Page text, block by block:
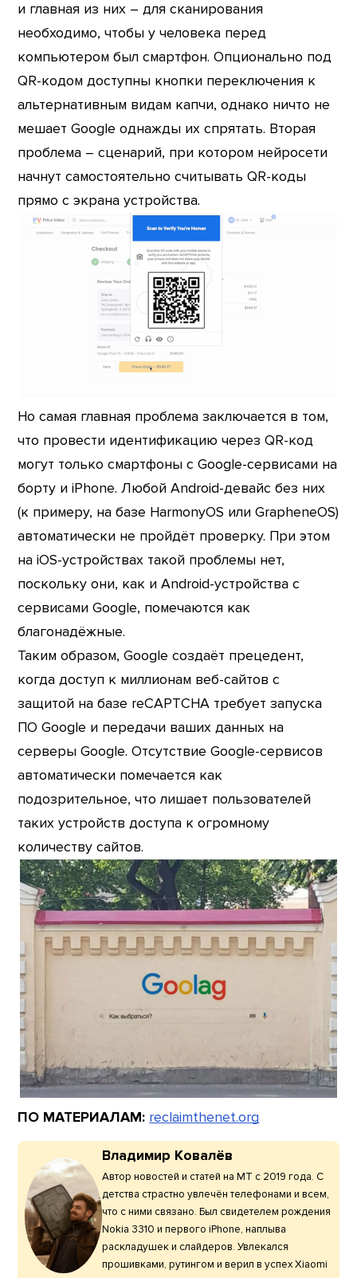
и главная из них – для сканирования
необходимо, чтобы у человека перед
компьютером был смартфон. Опционально под
QR-кодом доступны кнопки переключения к
альтернативным видам капчи, однако ничто не
мешает Google однажды их спрятать. Вторая
проблема – сценарий, при котором нейросети
начнут самостоятельно считывать QR-коды
прямо с экрана устройства.
Но самая главная проблема заключается в том,
что провести идентификацию через QR-код
могут только смартфоны с Google-сервисами на
борту и iPhone. Любой Android-девайс без них
(к примеру, на базе HarmonyOS или GrapheneOS)
автоматически не пройдёт проверку. При этом
на iOS-устройствах такой проблемы нет,
поскольку они, как и Android-устройства с
сервисами Google, помечаются как
благонадёжные.
Таким образом, Google создаёт прецедент,
когда доступ к миллионам веб-сайтов с
защитой на базе reCAPTCHA требует запуска
ПО Google и передачи ваших данных на
серверы Google. Отсутствие Google-сервисов
автоматически помечается как
подозрительное, что лишает пользователей
таких устройств доступа к огромному
количеству сайтов.
ПО МАТЕРИАЛАМ: reclaimthenet.org
Владимир Ковалёв
Автор новостей и статей на МТ с 2019 года. С
детства страстно увлечён телефонами и всем,
что с ними связано. Был свидетелем рождения
Nokia 3310 и первого iPhone, наплыва
раскладушек и слайдеров. Увлекался
прошивками, рутингом и верил в успех Xiaomi